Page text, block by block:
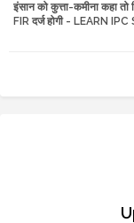
इंसान को कुत्ता-कमीना कहा
FIR दर्ज होगी - LEARN